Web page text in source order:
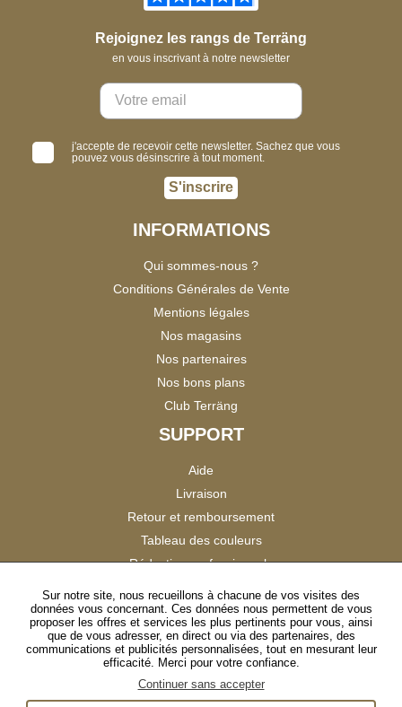
Rejoignez les rangs de Terräng
en vous inscrivant à notre newsletter
j'accepte de recevoir cette newsletter. Sachez que vous
pouvez vous désinscrire à tout moment.
S'inscrire
INFORMATIONS
Qui sommes-nous ?
Conditions Générales de Vente
Mentions légales
Nos magasins
Nos partenaires
Nos bons plans
Club Terräng
SUPPORT
Aide
Livraison
Retour et remboursement
Tableau des couleurs
Réduction professionnels
Satisfaction Clients
SUIVEZ-NOUS
Sur notre site, nous recueillons à chacune de vos visites des
données vous concernant. Ces données nous permettent de vous
proposer les offres et services les plus pertinents pour vous, ainsi
que de vous adresser, en direct ou via des partenaires, des
communications et publicités personnalisées, tout en mesurant leur
efficacité. Merci pour votre confiance.
Continuer sans accepter